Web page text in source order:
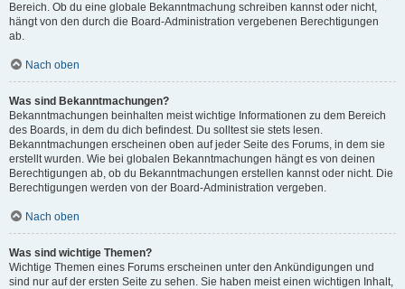
Bereich. Ob du eine globale Bekanntmachung schreiben kannst oder nicht,
hängt von den durch die Board-Administration vergebenen Berechtigungen
ab.
Nach oben
Was sind Bekanntmachungen?
Bekanntmachungen beinhalten meist wichtige Informationen zu dem Bereich
des Boards, in dem du dich befindest. Du solltest sie stets lesen.
Bekanntmachungen erscheinen oben auf jeder Seite des Forums, in dem sie
erstellt wurden. Wie bei globalen Bekanntmachungen hängt es von deinen
Berechtigungen ab, ob du Bekanntmachungen erstellen kannst oder nicht. Die
Berechtigungen werden von der Board-Administration vergeben.
Nach oben
Was sind wichtige Themen?
Wichtige Themen eines Forums erscheinen unter den Ankündigungen und
sind nur auf der ersten Seite zu sehen. Sie haben meist einen wichtigen Inhalt,